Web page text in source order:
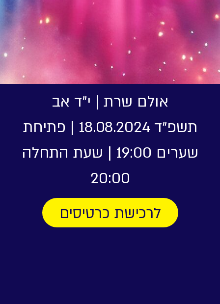
אולם שרת | י"ד אב
תשפ"ד
18.08.2024 | פתיחת
שערים 19:00 | שעת התחלה
20:00
לרכישת כרטיסים